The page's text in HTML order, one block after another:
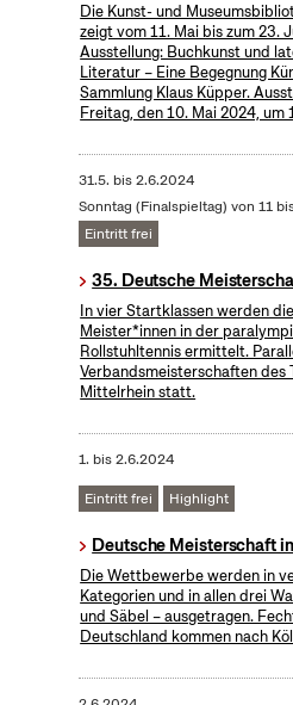
Die Kunst- und
zeigt vom 11. Mai bis zum 23.
Ausstellung: Buchkunst und
Literatur – Eine Begegnung
Sammlung Klaus Küpper.
Freitag, den 10. Mai 2024, um
31.5. bis2.6.2024
Sonntag (Finalspieltag) von 11
Eintritt frei
35. Deutsche
In vier Startklassen werden
Meister*innen in der
Rollstuhltennis ermittelt.
Verbandsmeisterschaften des
Mittelrhein statt.
1. bis2.6.2024
Eintritt frei Highlight
Deutsche Meisterschaft
Die Wettbewerbe werden in
Kategorien und in allen drei
und Säbel – ausgetragen.
Deutschland kommen nach